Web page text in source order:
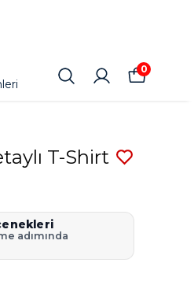
0
T-Shirt
adımında